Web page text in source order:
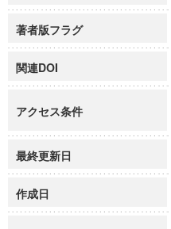
著者版フラグ
関連DOI
アクセス条件
最終更新日
作成日